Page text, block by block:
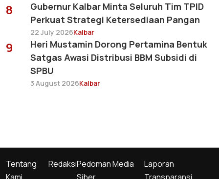
8
Gubernur Kalbar Minta Seluruh Tim TPID
Perkuat Strategi Ketersediaan Pangan
22 July 2026Kalbar
9
Heri Mustamin Dorong Pertamina Bentuk
Satgas Awasi Distribusi BBM Subsidi di
SPBU
3 August 2026Kalbar
Tentang
RedaksiPedoman Media
Laporan